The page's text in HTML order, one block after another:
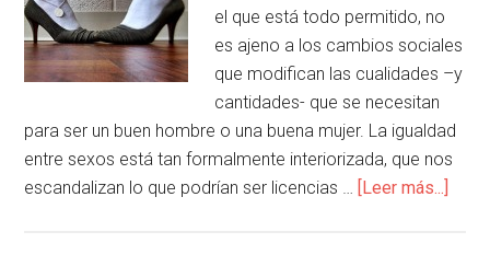
el que está todo permitido, no
es ajeno a los cambios sociales
que modifican las cualidades –y
cantidades- que se necesitan
para ser un buen hombre o una buena mujer. La igualdad
entre sexos está tan formalmente interiorizada, que nos
escandalizan lo que podrían ser licencias … [Leer más...]